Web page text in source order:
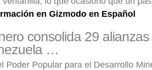
en Gizmodo en Español
consolida 29
…
Poder Popular para el Desarrollo